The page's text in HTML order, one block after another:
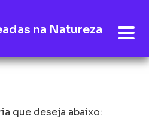
na Natureza
que deseja abaixo: